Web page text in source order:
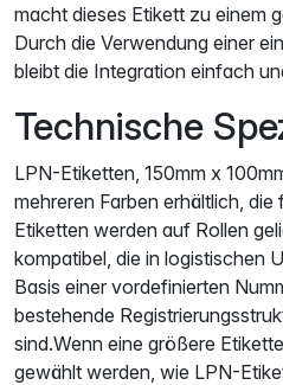
macht dieses Etikett zu einem
Durch die Verwendung einer
bleibt die Integration einfach
Technische
LPN-Etiketten, 150mm x
mehreren Farben erhältlich,
Etiketten werden auf Rollen
kompatibel, die in logistischen
Basis einer vordefinierten
bestehende
sind.Wenn eine größere
gewählt werden, wie LPN-